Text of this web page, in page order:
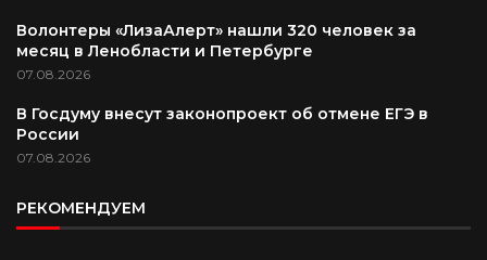
Волонтеры «ЛизаАлерт» нашли 320 человек за
месяц в Ленобласти и Петербурге
07.08.2026
В Госдуму внесут законопроект об отмене ЕГЭ в
России
07.08.2026
РЕКОМЕНДУЕМ